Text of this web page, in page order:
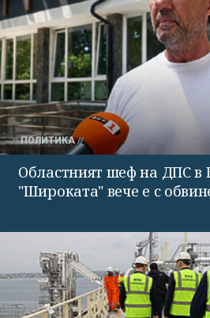
ПОЛИТИКА
Областният шеф на ДПС в
"Широката" вече е с